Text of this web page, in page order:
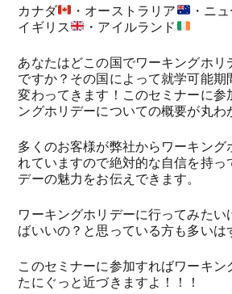
カナダ ・オーストラリア ・ニ
イギリス
・アイルランド
あなたはどこの国でワーキングホリ
ですか？その国によって就学可能期
変わってきます！このセミナーに参
ングホリデーについての概要が丸わ
多くのお客様が弊社からワーキング
れていますので絶対的な自信を持っ
デーの魅力をお伝えできます。
ワーキングホリデーに行ってみたい
ばいいの？と思っている方も多いは
このセミナーに参加すればワーキン
たにぐっと近づきますよ！！！